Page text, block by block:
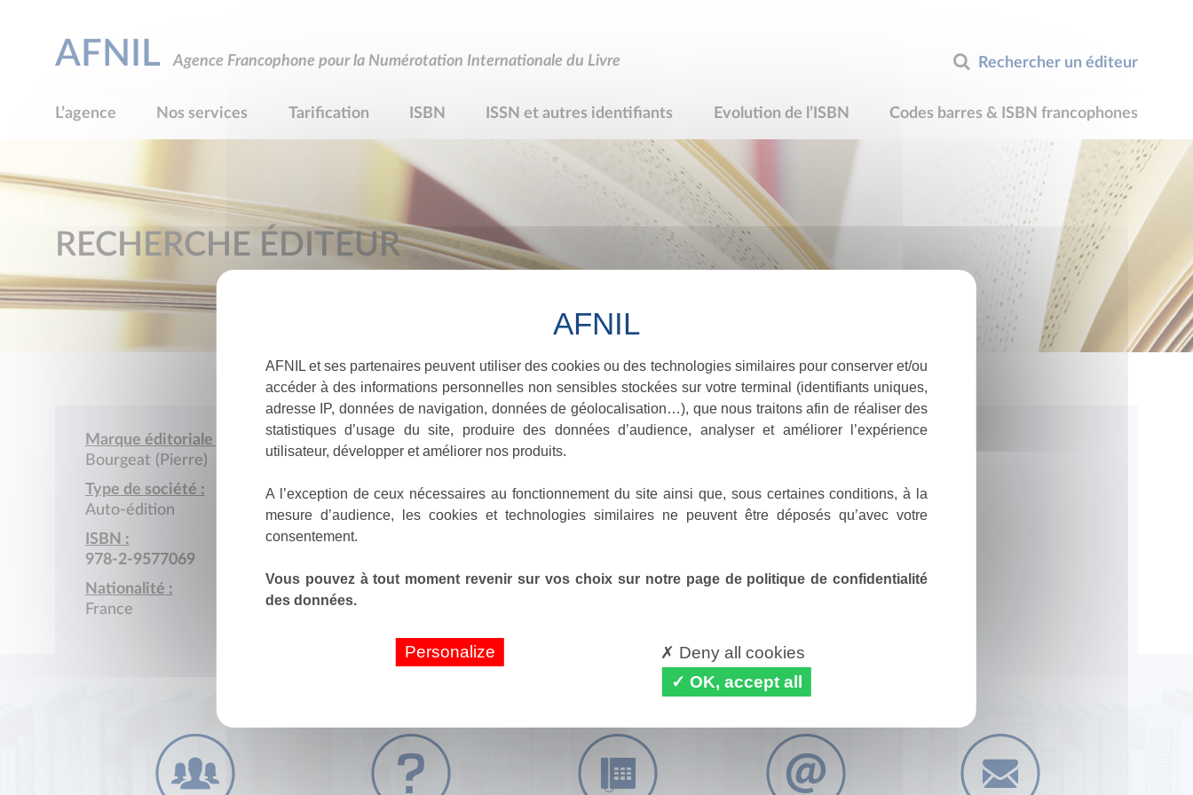
Rechercher un éditeur
AFNIL Agence Francophone pour la Numérotation Internationale du Livre
L’agence Nos services Tarification ISBN ISSN et autres identifiants Evolution de l’ISBN Codes barres & ISBN francophones
RECHERCHE ÉDITEUR
Marque éditoriale :
Bourgeat (Pierre)
Type de société :
Auto-édition
ISBN :
978-2-9577069
Nationalité :
France
AFNIL et ses partenaires peuvent utiliser des cookies ou des technologies similaires pour conserver et/ou
accéder à des informations personnelles non sensibles stockées sur votre terminal (identifiants uniques,
adresse IP, données de navigation, données de géolocalisation…), que nous traitons afin de réaliser des
statistiques d’usage du site, produire des données d’audience, analyser et améliorer l’expérience
utilisateur, développer et améliorer nos produits.
A l’exception de ceux nécessaires au fonctionnement du site ainsi que, sous certaines conditions, à la
mesure d’audience, les cookies et technologies similaires ne peuvent être déposés qu’avec votre
consentement.
Vous pouvez à tout moment revenir sur vos choix sur notre page de politique de confidentialité
des données.
Personalize
Deny all cookies
OK, accept all